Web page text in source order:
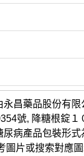
昌藥品股份有限
號, 降糖根錠１
病產品包裝形式
圖片或搜索對應